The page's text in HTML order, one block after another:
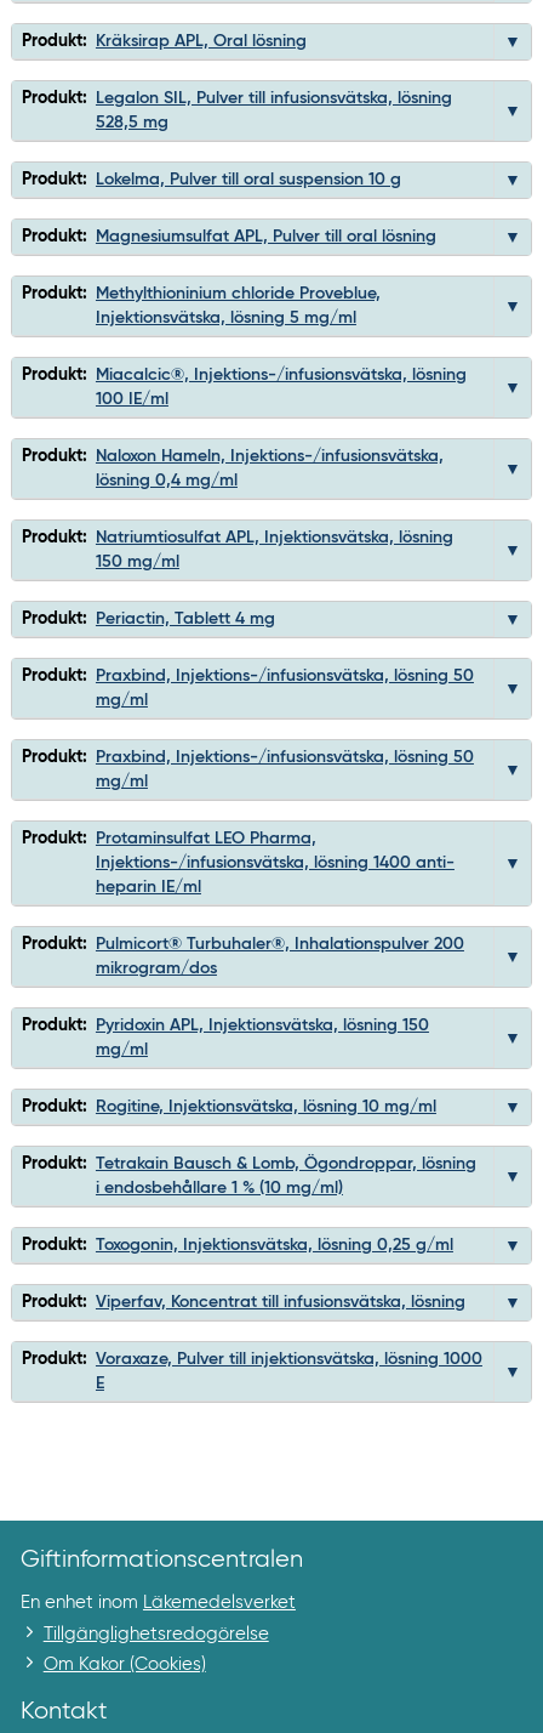
Produkt: Kräksirap APL, Oral lösning
Produkt:
Legalon SIL, Pulver till infusionsvätska, lösning
528,5 mg
Produkt: Lokelma, Pulver till oral suspension 10 g
Produkt: Magnesiumsulfat APL, Pulver till oral lösning
Produkt:
Methylthioninium chloride Proveblue,
Injektionsvätska, lösning 5 mg/ml
Produkt:
Miacalcic®, Injektions-/infusionsvätska, lösning
100 IE/ml
Produkt:
Naloxon Hameln, Injektions-/infusionsvätska,
lösning 0,4 mg/ml
Produkt:
Natriumtiosulfat APL, Injektionsvätska, lösning
150 mg/ml
Produkt: Periactin, Tablett 4 mg
Produkt:
Praxbind, Injektions-/infusionsvätska, lösning 50
mg/ml
Produkt:
Praxbind, Injektions-/infusionsvätska, lösning 50
mg/ml
Produkt:
Protaminsulfat LEO Pharma,
Injektions-/infusionsvätska, lösning 1400 anti-
heparin IE/ml
Produkt:
Pulmicort® Turbuhaler®, Inhalationspulver 200
mikrogram/dos
Produkt:
Pyridoxin APL, Injektionsvätska, lösning 150
mg/ml
Produkt: Rogitine, Injektionsvätska, lösning 10 mg/ml
Produkt: Tetrakain Bausch & Lomb, Ögondroppar, lösning
i endosbehållare 1 % (10 mg/ml)
Produkt: Toxogonin, Injektionsvätska, lösning 0,25 g/ml
Produkt: Viperfav, Koncentrat till infusionsvätska, lösning
Produkt: Voraxaze, Pulver till injektionsvätska, lösning 1000
E
Giftinformationscentralen
En enhet inom Läkemedelsverket
Tillgänglighetsredogörelse
Om Kakor (Cookies)
Kontakt